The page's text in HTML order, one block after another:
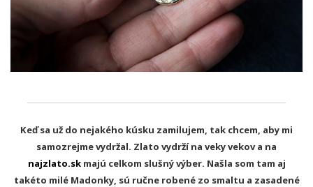
Keď sa už do nejakého kúsku zamilujem, tak chcem, aby mi
samozrejme vydržal. Zlato vydrží na veky vekov a na
najzlato.skmajú celkom slušný výber. Našla som tam aj
takéto milé Madonky, sú ručne robené zo smaltu a zasadené